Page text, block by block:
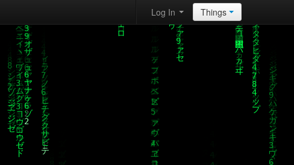
Things
Log In